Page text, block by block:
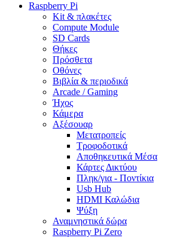
Raspberry Pi
Kit & πλακέτες
Compute Module
SD Cards
Θήκες
Πρόσθετα
Οθόνες
Βιβλία & περιοδικά
Arcade / Gaming
Ήχος
Κάμερα
Αξέσουαρ
Μετατροπείς
Τροφοδοτικά
Αποθηκευτικά Μέσα
Κάρτες Δικτύου
Πληκ/για - Ποντίκια
Usb Hub
HDMI Καλώδια
Ψύξη
Αναμνηστικά δώρα
Raspberry Pi Zero